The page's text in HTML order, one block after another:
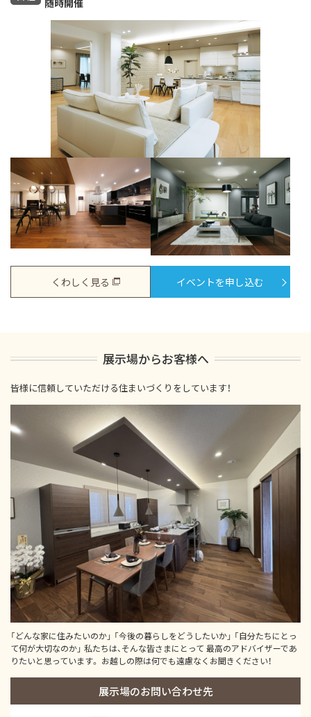
随時開催
くわしく見る イベントを申し込む
展示場からお客様へ
皆様に信頼していただける住まいづくりをしています！
「どんな家に住みたいのか」 「今後の暮らしをどうしたいか」 「自分たちにとっ
て何が大切なのか」 私たちは、そんな皆さまにとって 最高のアドバイザーであ
りたいと思っています。 お越しの際は何でも遠慮なくお聞きください！
展示場のお問い合わせ先